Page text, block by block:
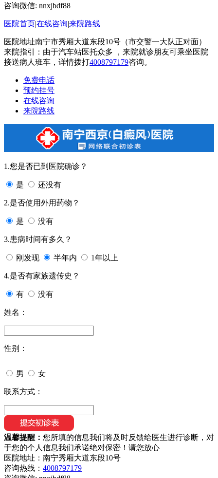
咨询微信: nnxjbdf88
医院首页|在线咨询|来院路线
医院地址南宁市秀厢大道东段10号（市交警一大队正对面）
来院指引：由于汽车站医托众多 ，来院就诊朋友可乘坐医院
接送病人班车，详情拨打4008797179咨询。
免费电话
预约挂号
在线咨询
来院路线
1.您是否已到医院确诊？
是 还没有
2.是否使用外用药物？
是 没有
3.患病时间有多久？
刚发现 半年内 1年以上
4.是否有家族遗传史？
有 没有
姓名：
性别：
男 女
联系方式：
温馨提醒： 您所填的信息我们将及时反馈给医生进行诊断，对
于您的个人信息我们承诺绝对保密！请您放心
医院地址：南宁秀厢大道东段10号
咨询热线： 4008797179